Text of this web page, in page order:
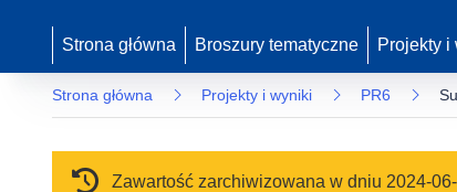
Strona główna Broszury tematyczne Projekty i
Strona główna Projekty i wyniki PR6
Zawartość zarchiwizowana w dniu 2024-